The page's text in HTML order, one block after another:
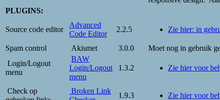
PLUGINS:
Source code editor
Advanced
Code Editor
2.2.5 Zie hier: in
Spam control Akismet 3.0.0
Moet nog in gebruik
Login/Logout
menu
BAW
Login/Logout
menu
1.3.2 Zie hier voor
Check op
Broken Link
1.9.3 Zie hier voor